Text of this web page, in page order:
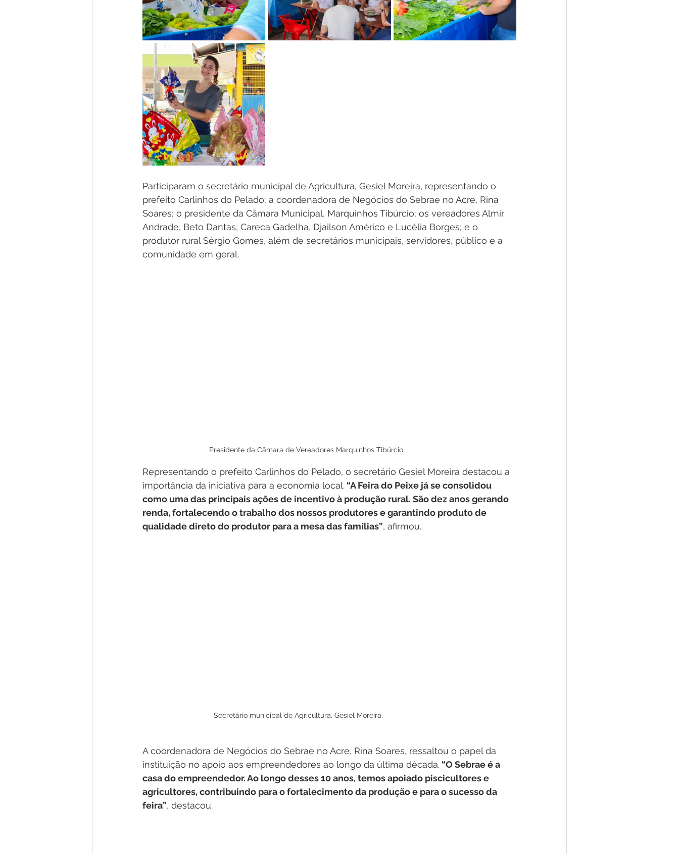
Participaram o secretário municipal de Agricultura, Gesiel Moreira, representando o
prefeito Carlinhos do Pelado; a coordenadora de Negócios do Sebrae no Acre, Rina
Soares; o presidente da Câmara Municipal, Marquinhos Tibúrcio; os vereadores Almir
Andrade, Beto Dantas, Careca Gadelha, Djailson Américo e Lucélia Borges; e o
produtor rural Sérgio Gomes, além de secretários municipais, servidores, público e a
comunidade em geral.
Presidente da Câmara de Vereadores Marquinhos Tibúrcio.
Representando o prefeito Carlinhos do Pelado, o secretário Gesiel Moreira destacou a
importância da iniciativa para a economia local. “A Feira do Peixe já se consolidou
como uma das principais ações de incentivo à produção rural. São dez anos gerando
renda, fortalecendo o trabalho dos nossos produtores e garantindo produto de
qualidade direto do produtor para a mesa das famílias”, afirmou.
Secretário municipal de Agricultura, Gesiel Moreira.
A coordenadora de Negócios do Sebrae no Acre, Rina Soares, ressaltou o papel da
instituição no apoio aos empreendedores ao longo da última década. “O Sebrae é a
casa do empreendedor. Ao longo desses 10 anos, temos apoiado piscicultores e
agricultores, contribuindo para o fortalecimento da produção e para o sucesso da
feira”, destacou.